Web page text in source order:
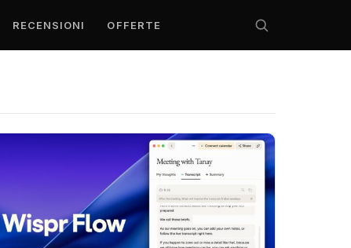
RECENSIONI OFFERTE